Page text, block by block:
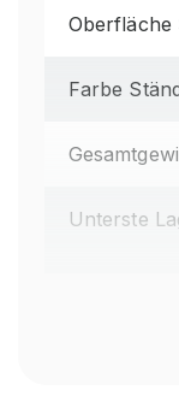
Oberfläche
Farbe
Unterste